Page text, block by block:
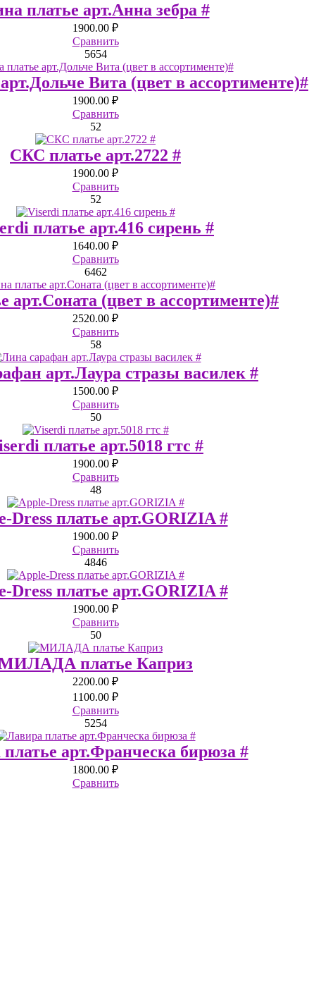
платье арт.Анна зебра #
1900.00 ₽
Сравнить
5654
Вита (цвет в ассортименте)#
1900.00 ₽
Сравнить
52
СКС платье арт.2722 #
1900.00 ₽
Сравнить
52
платье арт.416 сирень #
1640.00 ₽
Сравнить
6462
арт.Соната (цвет в ассортименте)#
2520.00 ₽
Сравнить
58
арт.Лаура стразы василек #
1500.00 ₽
Сравнить
50
платье арт.5018 гтс #
1900.00 ₽
Сравнить
48
Dress платье арт.GORIZIA #
1900.00 ₽
Сравнить
4846
Dress платье арт.GORIZIA #
1900.00 ₽
Сравнить
50
платье Каприз
2200.00 ₽
1100.00 ₽
Сравнить
5254
арт.Франческа бирюза #
1800.00 ₽
Сравнить